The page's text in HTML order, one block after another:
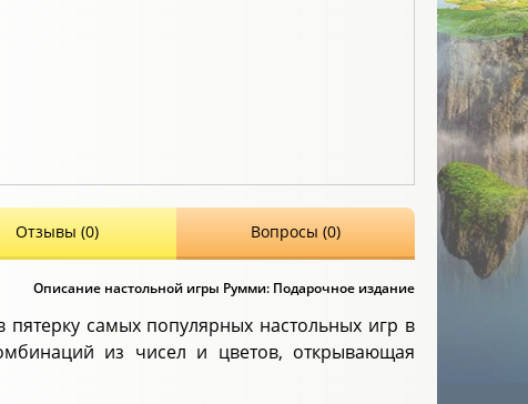
Отзывы (0) Вопросы (0)
Описание настольной игры Румми: Подарочное издание
пятерку самых популярных настольных игр в
из чисел и цветов, открывающая